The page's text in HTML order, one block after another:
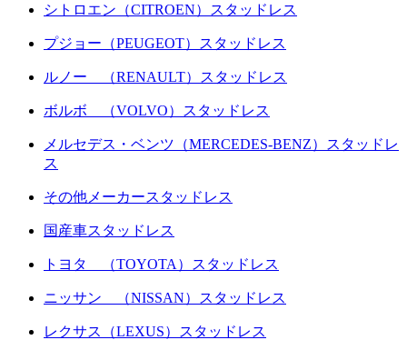
シトロエン（CITROEN）スタッドレス
プジョー（PEUGEOT）スタッドレス
ルノー （RENAULT）スタッドレス
ボルボ （VOLVO）スタッドレス
メルセデス・ベンツ（MERCEDES-BENZ）スタッドレ
ス
その他メーカースタッドレス
国産車スタッドレス
トヨタ （TOYOTA）スタッドレス
ニッサン （NISSAN）スタッドレス
レクサス（LEXUS）スタッドレス